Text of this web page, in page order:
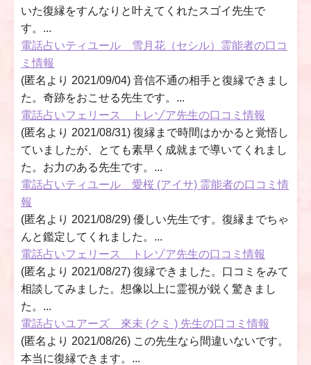
いた復縁をすんなりと叶えてくれたスゴイ先生で
す。...
電話占いティユール 雪月花（セシル）霊能者の口コ
ミ情報
(匿名より 2021/09/04) 音信不通の相手と復縁できまし
た。奇跡をおこせる先生です。...
電話占いフェリース トレゾア先生の口コミ情報
(匿名より 2021/08/31) 復縁まで時間はかかると覚悟し
ていましたが、とても素早く成就まで導いてくれまし
た。お力のある先生です。...
電話占いティユール 愛桜 (アイサ) 霊能者の口コミ情
報
(匿名より 2021/08/29) 優しい先生です。復縁までちゃ
んと鑑定してくれました。...
電話占いフェリース トレゾア先生の口コミ情報
(匿名より 2021/08/27) 復縁できました。口コミをみて
相談してみました。想像以上に霊視が鋭く驚きまし
た。...
電話占いユアーズ 來未 (クミ ) 先生の口コミ情報
(匿名より 2021/08/26) この先生なら間違いないです。
本当に復縁できます。...